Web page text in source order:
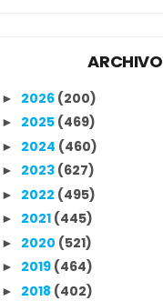
ARCHIVO
► 2026 (200)
► 2025 (469)
► 2024 (460)
► 2023 (627)
► 2022 (495)
► 2021 (445)
► 2020 (521)
► 2019 (464)
► 2018 (402)